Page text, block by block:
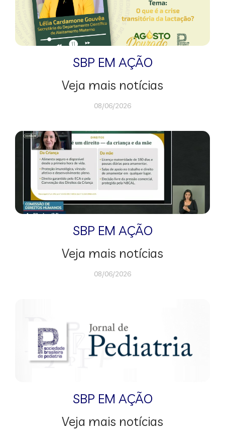
SBP EM AÇÃO
Veja mais notícias
08/06/2026
SBP EM AÇÃO
Veja mais notícias
08/06/2026
SBP EM AÇÃO
Veja mais notícias